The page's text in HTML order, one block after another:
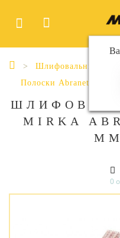
Шлифовальные
Полоски Abranet
MIRKA
ММ
0